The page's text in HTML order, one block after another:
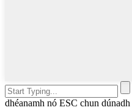
dhéanamh nó ESC chun dúnadh